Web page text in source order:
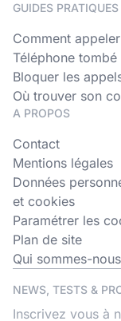
GUIDES PRATIQUES
Comment
Téléphone
Bloquer les
Où trouver son
A PROPOS
Contact
Mentions légales
Données
et cookies
Paramétrer les
Plan de site
Qui sommes-
NEWS, TESTS &
Inscrivez vous à